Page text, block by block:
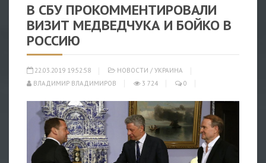
В СБУ ПРОКОММЕНТИРОВАЛИ
ВИЗИТ МЕДВЕДЧУКА И БОЙКО В
РОССИЮ
22.03.2019 19:52:58 НОВОСТИ / УКРАИНА
ВЛАДИМИР ВЛАДИМИРОВ
3 724 0